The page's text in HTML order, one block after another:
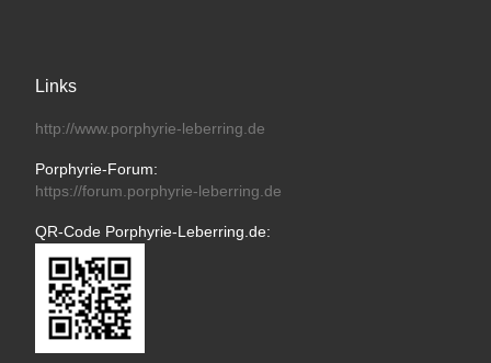
Links
http://www.porphyrie-leberring.de
Porphyrie-Forum:
https://forum.porphyrie-leberring.de
QR-Code Porphyrie-Leberring.de: